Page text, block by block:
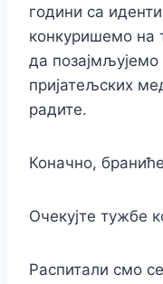
години са
конкуришемо на
да
пријатељских
радите.
Коначно,
Очекујте тужбе
Распитали смо